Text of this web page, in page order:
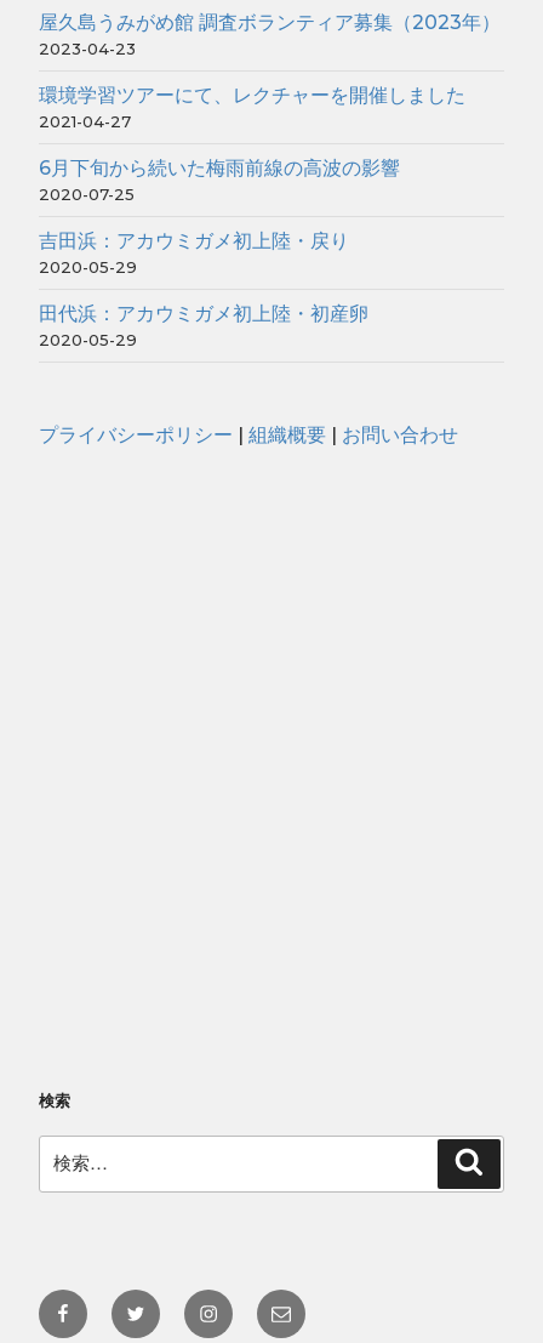
屋久島うみがめ館 調査ボランティア募集（2023年）
2023-04-23
環境学習ツアーにて、レクチャーを開催しました
2021-04-27
6月下旬から続いた梅雨前線の高波の影響
2020-07-25
吉田浜：アカウミガメ初上陸・戻り
2020-05-29
田代浜：アカウミガメ初上陸・初産卵
2020-05-29
プライバシーポリシー 組織概要 お問い合わせ
検索
索:
Facebook
@yakushima.umigamekan
Twitter
@umigamekan
Instagram
@umigamekan
メ
ー